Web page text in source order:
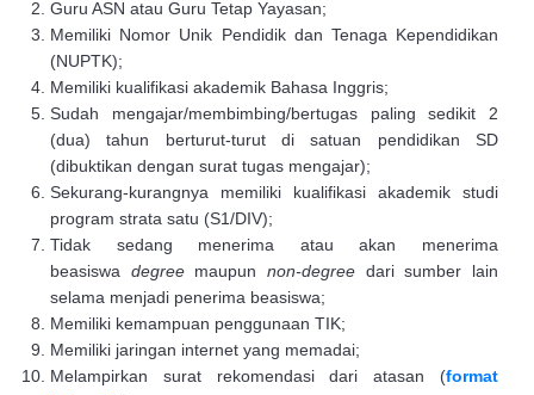
Guru ASN atau Guru Tetap Yayasan;
Memiliki Nomor Unik Pendidik dan Tenaga Kependidikan
(NUPTK);
Memiliki kualifikasi akademik Bahasa Inggris;
Sudah mengajar/membimbing/bertugas paling sedikit 2
(dua) tahun berturut-turut di satuan pendidikan SD
(dibuktikan dengan surat tugas mengajar);
Sekurang-kurangnya memiliki kualifikasi akademik studi
program strata satu (S1/DIV);
Tidak sedang menerima atau akan menerima
beasiswa degree maupunnon-degree dari sumber lain
selama menjadi penerima beasiswa;
Memiliki kemampuan penggunaan TIK;
Memiliki jaringan internet yang memadai;
Melampirkan surat rekomendasi dari atasan (format